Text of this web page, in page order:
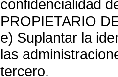
confidencialidad
PROPIETARIO
e) Suplantar la
las
tercero.